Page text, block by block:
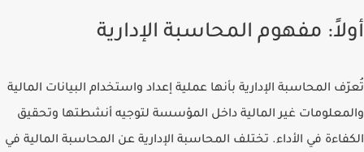
أولاً: مفهوم المحاسبة الإدارية
تُعرّف المحاسبة الإدارية بأنها عملية إعداد واستخدام البيانات المالية
والمعلومات غير المالية داخل المؤسسة لتوجيه أنشطتها وتحقيق
الكفاءة في الأداء. تختلف المحاسبة الإدارية عن المحاسبة المالية في